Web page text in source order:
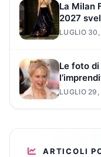
La Milan
2027
LUGLIO
Le foto
LUGLIO
ARTICOLI